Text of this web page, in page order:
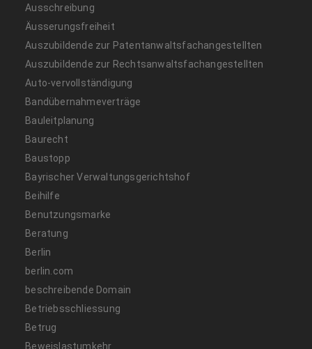
Ausschreibung
Äusserungsfreiheit
Auszubildende zur Patentanwaltsfachangestellten
Auszubildende zur Rechtsanwaltsfachangestellten
Auto-vervollständigung
Bandübernahmeverträge
Bauleitplanung
Baurecht
Baustopp
Bayrischer Verwaltungsgerichtshof
Beihilfe
Benutzungsmarke
Beratung
Berlin
berlin.com
beschreibende Domain
Betriebsschliessung
Betrug
Beweislastumkehr